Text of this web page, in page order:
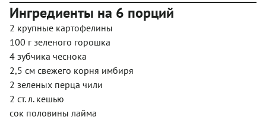
Ингредиенты на 6 порций
2 крупные картофелины
100 г зеленого горошка
4 зубчика чеснока
2,5 см свежего корня имбиря
2 зеленых перца чили
2 ст. л. кешью
сок половины лайма